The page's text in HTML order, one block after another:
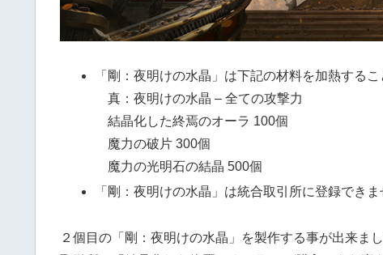
「剛：夜明けの水晶」は下記の材料を加熱する
真：夜明けの水晶 – 全ての攻撃力
結晶化した終焉のオーラ 100個
魔力の破片 300個
魔力の光明石の結晶 500個
「剛：夜明けの水晶」は統合取引所に登録できま
２個目の「剛：夜明けの水晶」を製作する事が出来まし